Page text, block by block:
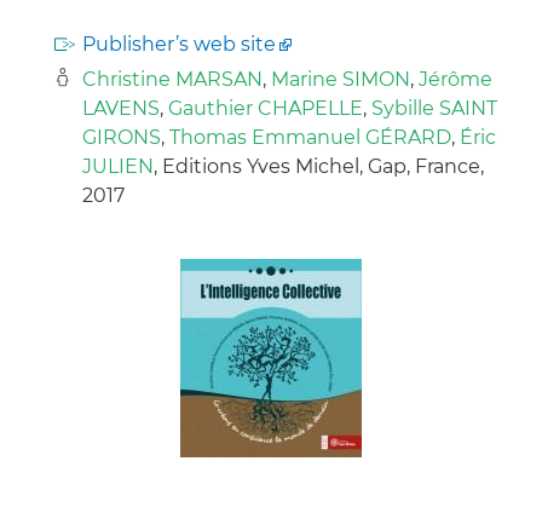
Publisher’s web site
Christine MARSAN, Marine SIMON, Jérôme
LAVENS, Gauthier CHAPELLE, Sybille SAINT
GIRONS, Thomas Emmanuel GÉRARD, Éric
JULIEN, Editions Yves Michel, Gap, France,
2017